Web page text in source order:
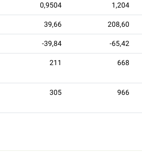
0,9504 1,204
39,66 208,60
-39,84 -65,42
211 668
305 966